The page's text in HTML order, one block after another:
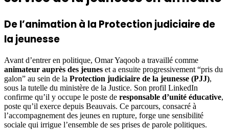
De l’animation à la Protection judiciaire de
la jeunesse
Avant d’entrer en politique, Omar Yaqoob a travaillé comme
animateur auprès des jeunes et a ensuite progressivement “pris du
galon” au sein de la Protection judiciaire de la jeunesse (PJJ),
sous la tutelle du ministère de la Justice. Son profil LinkedIn
confirme qu’il y occupe le poste de responsable d’unité éducative,
poste qu’il exerce depuis Beauvais. Ce parcours, consacré à
l’accompagnement des jeunes en rupture, forge une sensibilité
sociale qui irrigue l’ensemble de ses prises de parole politiques.